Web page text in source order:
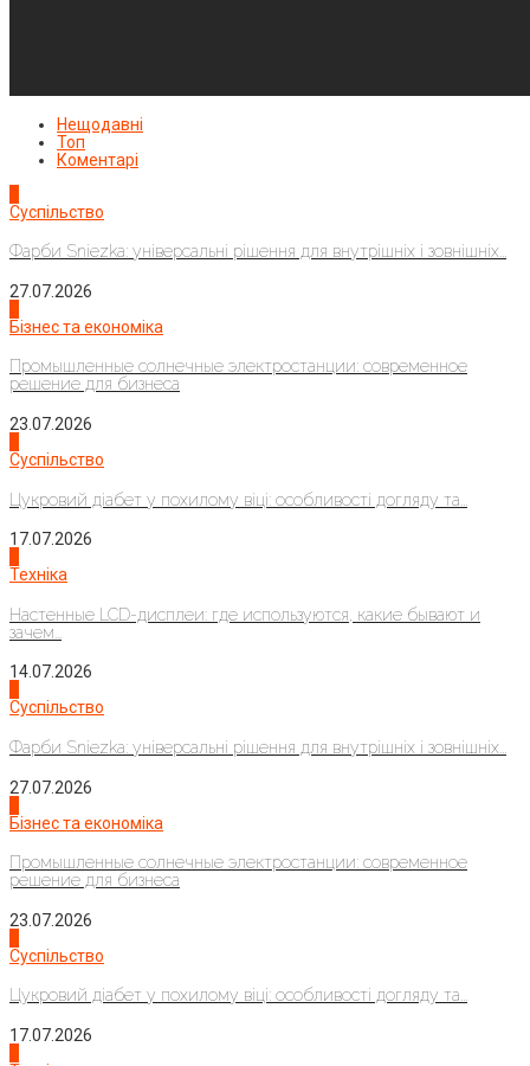
Нещодавні
Топ
Коментарі
Суспільство
Фарби Sniezka: універсальні рішення для внутрішніх і зовнішніх...
27.07.2026
Бізнес та економіка
Промышленные солнечные электростанции: современное
решение для бизнеса
23.07.2026
Суспільство
Цукровий діабет у похилому віці: особливості догляду та...
17.07.2026
Техніка
Настенные LCD-дисплеи: где используются, какие бывают и
зачем...
14.07.2026
Суспільство
Фарби Sniezka: універсальні рішення для внутрішніх і зовнішніх...
27.07.2026
Бізнес та економіка
Промышленные солнечные электростанции: современное
решение для бизнеса
23.07.2026
Суспільство
Цукровий діабет у похилому віці: особливості догляду та...
17.07.2026